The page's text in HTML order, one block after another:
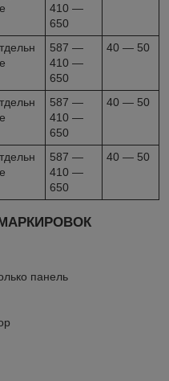
410 —
650
587 —
410 —
650
40 — 50
587 —
410 —
650
40 — 50
587 —
410 —
650
40 — 50
панель